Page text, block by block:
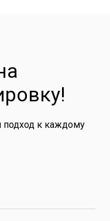
подход к каждому